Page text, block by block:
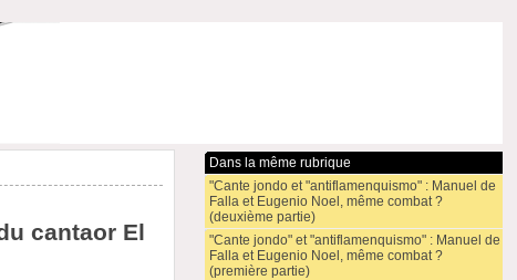
cantaor El
Dans la même rubrique
"Cante jondo et "antiflamenquismo" : Manuel de
Falla et Eugenio Noel, même combat ?
(deuxième partie)
"Cante jondo" et "antiflamenquismo" : Manuel de
Falla et Eugenio Noel, même combat ?
(première partie)